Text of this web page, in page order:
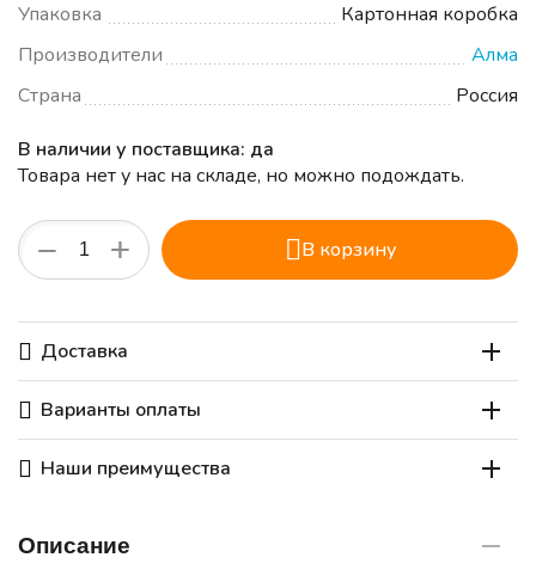
Упаковка
Картонная коробка
Производители
Алма
Страна
Россия
В наличии у поставщика: да
Товара нет у нас на складе, но можно подождать.
+
− В корзину
Доставка
Варианты оплаты
Наши преимущества
Описание